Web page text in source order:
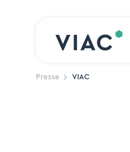
Presse VIAC